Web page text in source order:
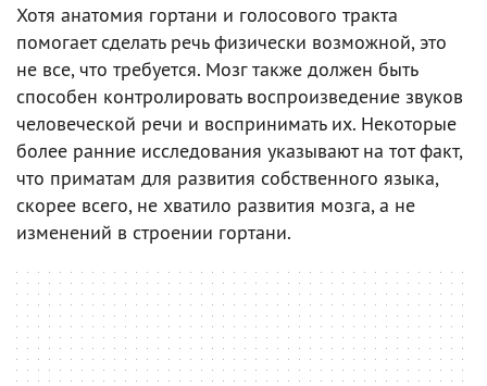
Хотя анатомия гортани и голосового тракта
помогает сделать речь физически возможной, это
не все, что требуется. Мозг также должен быть
способен контролировать воспроизведение звуков
человеческой речи и воспринимать их. Некоторые
более ранние исследования указывают на тот факт,
что приматам для развития собственного языка,
скорее всего, не хватило развития мозга, а не
изменений в строении гортани.